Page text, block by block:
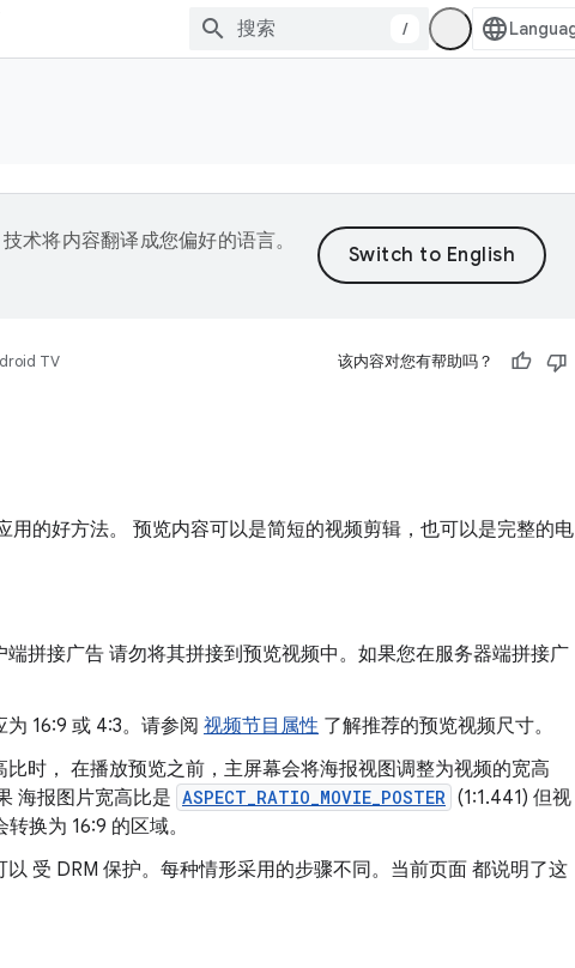
/
术将内容翻译成您偏好的语言。
TV 该内容对您有帮助吗？
用的好方法。 预览内容可以是简短的视频剪辑，也可以是完整的电
拼接广告 请勿将其拼接到预览视频中。如果您在服务器端拼接广
16:9 或 4:3。请参阅 视频节目属性 了解推荐的预览视频尺寸。
时， 在播放预览之前，主屏幕会将海报视图调整为视频的宽高
海报图片宽高比是 ASPECT_RATIO_MOVIE_POSTER (1:1.441) 但视
换为 16:9 的区域。
受 DRM 保护。每种情形采用的步骤不同。当前页面 都说明了这